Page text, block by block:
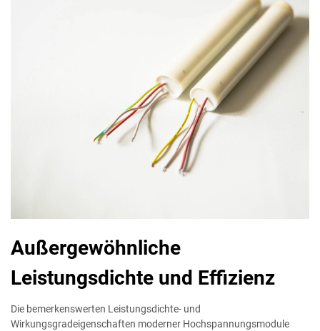
Außergewöhnliche
Leistungsdichte und Effizienz
Die bemerkenswerten Leistungsdichte- und
Wirkungsgradeigenschaften moderner Hochspannungsmodule